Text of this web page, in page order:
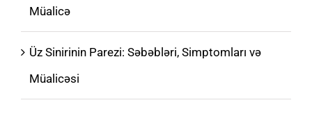
Müalicə
Üz Sinirinin Parezi: Səbəbləri, Simptomları və
Müalicəsi